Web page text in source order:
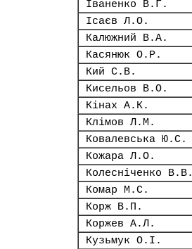
Іваненко В.Г.
Ісаєв Л.О.
Калюжний В.А.
Касянюк О.Р.
Кий С.В.
Кисельов В.О.
Кінах А.К.
Клімов Л.М.
Ковалевська Ю.С.
Кожара Л.О.
Колесніченко В.В.
Комар М.С.
Корж В.П.
Коржев А.Л.
Кузьмук О.І.